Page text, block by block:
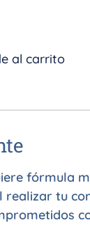
al carrito
fórmula
realizar tu